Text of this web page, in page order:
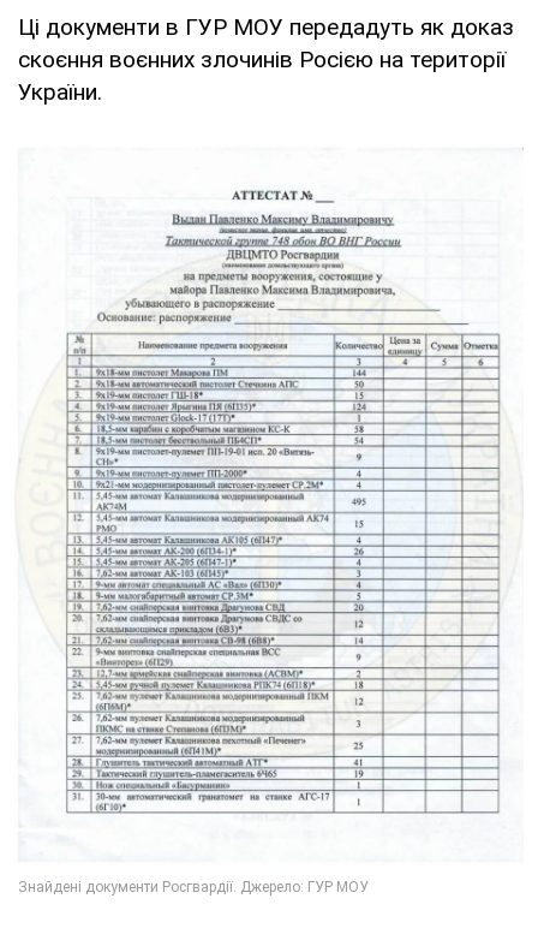
Ці документи в ГУР МОУ передадуть як доказ
скоєння воєнних злочинів Росією на території
України.